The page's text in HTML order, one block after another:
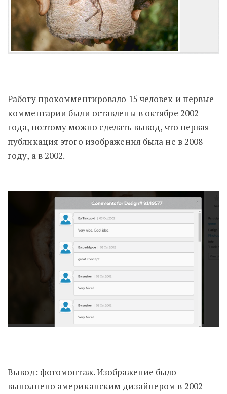
Работу прокомментировало 15 человек и первые
комментарии были оставлены в октябре 2002
года, поэтому можно сделать вывод, что первая
публикация этого изображения была не в 2008
году, а в 2002.
Вывод: фотомонтаж. Изображение было
выполнено американским дизайнером в 2002